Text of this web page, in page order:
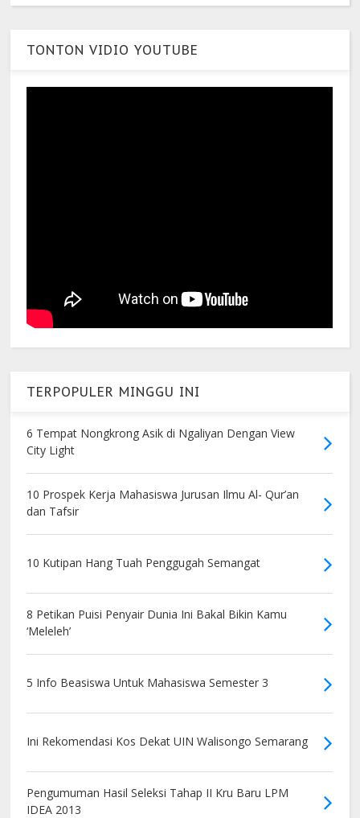
TONTON VIDIO YOUTUBE
TERPOPULER MINGGU INI
6 Tempat Nongkrong Asik di Ngaliyan Dengan View
City Light
10 Prospek Kerja Mahasiswa Jurusan Ilmu Al- Qur’an
dan Tafsir
10 Kutipan Hang Tuah Penggugah Semangat
8 Petikan Puisi Penyair Dunia Ini Bakal Bikin Kamu
‘Meleleh’
5 Info Beasiswa Untuk Mahasiswa Semester 3
Ini Rekomendasi Kos Dekat UIN Walisongo Semarang
Pengumuman Hasil Seleksi Tahap II Kru Baru LPM
IDEA 2013